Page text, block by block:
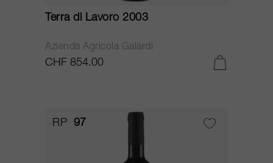
Terra di Lavoro 2003
Azienda Agricola Galardi
CHF 854.00
RP 97